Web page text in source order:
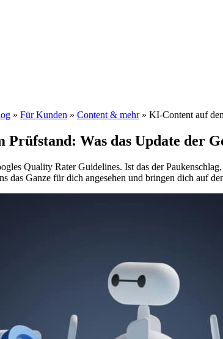
» Für Kunden » Content & mehr» KI-Content auf
Prüfstand: Was das Update der
Quality Rater Guidelines. Ist das derPaukenschlag,
das Ganze für dich angesehen und bringen dich auf